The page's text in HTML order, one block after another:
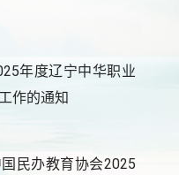
年度辽宁中华职业
作的通知
民办教育协会2025